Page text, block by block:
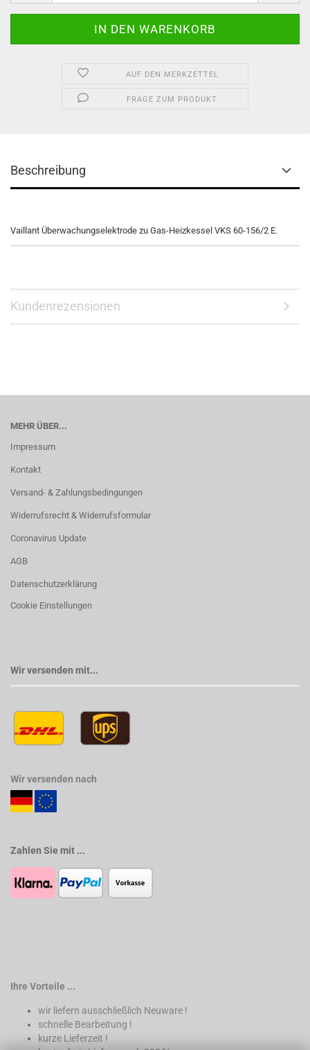
AUF DEN MERKZETTEL
FRAGE ZUM PRODUKT
Beschreibung
Vaillant Überwachungselektrode zu Gas-Heizkessel VKS 60-156/2 E.
Kundenrezensionen
MEHR ÜBER...
Impressum
Kontakt
Versand- & Zahlungsbedingungen
Widerrufsrecht & Widerrufsformular
Coronavirus Update
AGB
Datenschutzerklärung
Cookie Einstellungen
Wir versenden mit...
Wir versenden nach
Zahlen Sie mit ...
Ihre Vorteile ...
wir liefern ausschließlich Neuware !
schnelle Bearbeitung !
kurze Lieferzeit !